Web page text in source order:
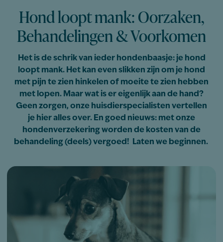
Hond loopt mank: Oorzaken,
Behandelingen & Voorkomen
Het is de schrik van ieder hondenbaasje: je hond
loopt mank. Het kan even slikken zijn om je hond
met pijn te zien hinkelen of moeite te zien hebben
met lopen. Maar wat is er eigenlijk aan de hand?
Geen zorgen, onze huisdierspecialisten vertellen
je hier alles over. En goed nieuws: met onze
hondenverzekering worden de kosten van de
behandeling (deels) vergoed! Laten we beginnen.